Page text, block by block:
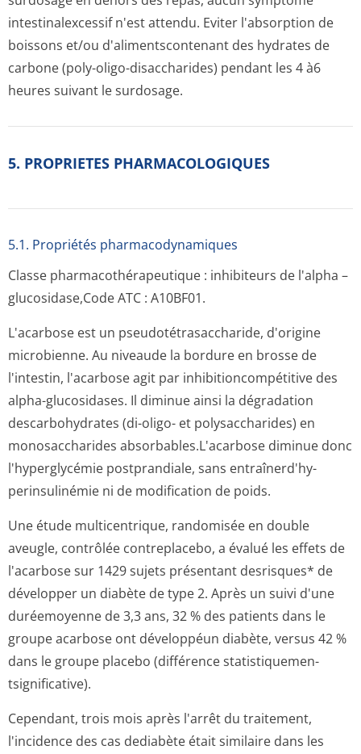
intestinalexcessif n'est attendu. Eviter l'absorption de
boissons et/ou d'alimentscontenant des hydrates de
carbone (poly-oligo-disaccharides) pendant les 4 à6
heures suivant le surdosage.
5. PROPRIETES PHARMACOLOGIQUES
5.1. Propriétés pharmacodynami­ques
Classe pharmacothéra­peutique : inhibiteurs de l'alpha –
glucosidase,Code ATC : A10BF01.
L'acarbose est un pseudotétrasac­charide, d'origine
microbienne. Au niveaude la bordure en brosse de
l'intestin, l'acarbose agit par inhibitioncom­pétitive des
alpha-glucosidases. Il diminue ainsi la dégradation
descarbohydrates (di-oligo- et polysaccharides) en
monosaccharides absorbables.L'a­carbose diminue donc
l'hyperglycémie postprandiale, sans entraînerd'hy­
perinsulinémie ni de modification de poids.
Une étude multicentrique, randomisée en double
aveugle, contrôlée contreplacebo, a évalué les effets de
l'acarbose sur 1429 sujets présentant desrisques* de
développer un diabète de type 2. Après un suivi d'une
duréemoyenne de 3,3 ans, 32 % des patients dans le
groupe acarbose ont développéun diabète, versus 42 %
dans le groupe placebo (différence statistiquemen­
tsignificative).
Cependant, trois mois après l'arrêt du traitement,
l'incidence des cas dediabète était similaire dans les